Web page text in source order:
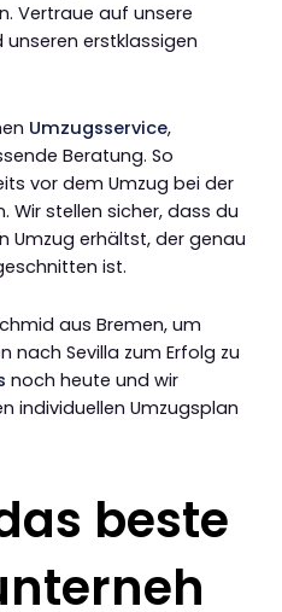
Vertraue auf unsere
erstklassigen
Umzugsservice,
Beratung. So
vor dem Umzug bei der
Wir stellen sicher, dass du
Umzug erhältst, der genau
ist.
aus Bremen, um
nach Sevilla zum Erfolg zu
noch heute und wir
individuellen Umzugsplan
beste